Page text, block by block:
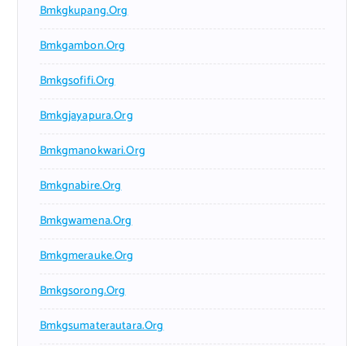
Bmkgkupang.org
Bmkgambon.org
Bmkgsofifi.org
Bmkgjayapura.org
Bmkgmanokwari.org
Bmkgnabire.org
Bmkgwamena.org
Bmkgmerauke.org
Bmkgsorong.org
Bmkgsumaterautara.org